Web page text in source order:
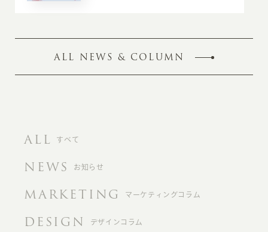
ALL NEWS & COLUMN
ALL すべて
NEWS お知らせ
MARKETING マーケティングコラム
DESIGN デザインコラム